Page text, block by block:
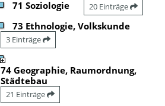
71 Soziologie 20 Einträge
73 Ethnologie, Volkskunde
3 Einträge
74 Geographie, Raumordnung,
Städtebau
21 Einträge